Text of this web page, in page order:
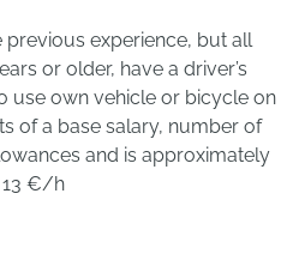
experience, but all
or older, have a driver’s
use own vehicle or bicycle on
of a base salary, number of
and is approximately
13 €/h